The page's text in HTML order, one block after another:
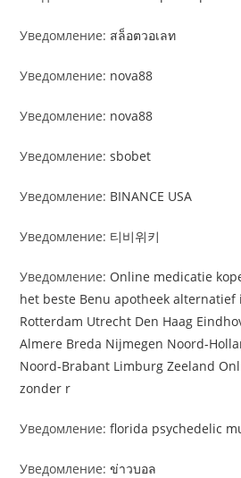
Уведомление: สล็อตวอเลท
Уведомление: nova88
Уведомление: nova88
Уведомление:sbobet
Уведомление: BINANCE USA
Уведомление: 티비위키
Уведомление: Online medicatie
het beste Benu apotheek alternatief
Rotterdam Utrecht Den Haag
Almere Breda Nijmegen Noord-
Noord-Brabant Limburg Zeeland
zonder r
Уведомление:florida psychedelic
Уведомление:ข่าวบอล